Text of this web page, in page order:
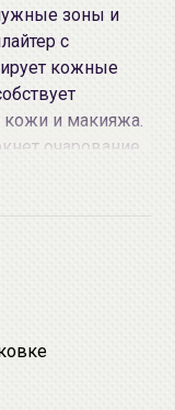
зоны и
с
кожные
кожи и макияжа.
очарование
мерцание
и по-
Beige